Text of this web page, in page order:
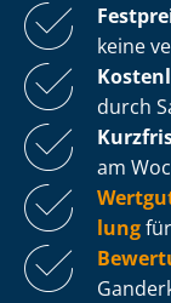
keine
durch
am
lung